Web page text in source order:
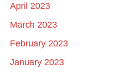
April 2023
March 2023
February 2023
January 2023